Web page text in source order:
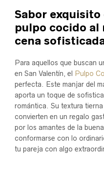
Sabor exquisito
pulpo cocido al
cena
Para aquellos que buscan
en San Valentín, el Pulpo
perfecta. Este manjar del
aporta un toque de
romántica. Su textura
convierten en un regalo
por los amantes de la
conformarse con lo
tu pareja con algo